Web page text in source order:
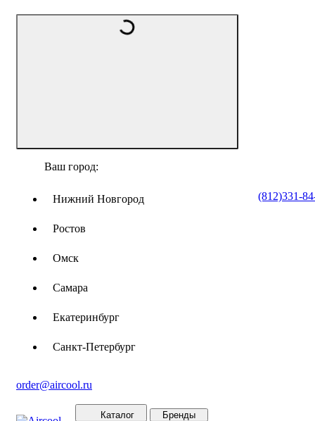
(812)331-
order@aircool.ru
Ваш город:
Нижний Новгород
Ростов
Омск
Самара
Екатеринбург
Санкт-Петербург
Каталог Бренды